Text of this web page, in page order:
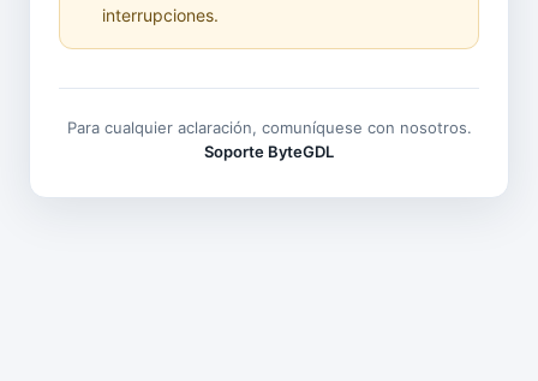
interrupciones.
Para cualquier aclaración, comuníquese con nosotros.
Soporte ByteGDL